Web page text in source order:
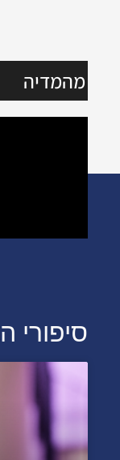
מהמדיה
סיפורי